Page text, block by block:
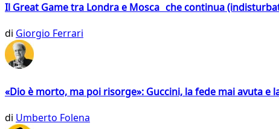
Il Great Game tra Londra e Mosca che continua
di Giorgio Ferrari
«Dio è morto, ma poi risorge»: Guccini, la fede mai avuta e
di Umberto Folena